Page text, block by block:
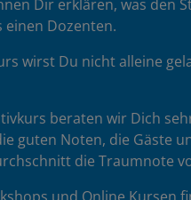
Dir erklären, was den
Dozenten.
wirst Du nicht alleine
beraten wir Dich
guten Noten, die Gäste
die Traumnote